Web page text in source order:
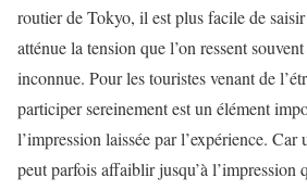
routier de Tokyo, il est plus facile de
atténue la tension que l’on ressent
inconnue. Pour les touristes venant de
participer sereinement est un élément
l’impression laissée par l’expérience.
peut parfois affaiblir jusqu’à l’impression